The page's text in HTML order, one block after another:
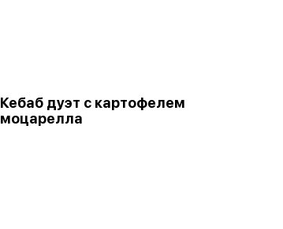
Кебаб дуэт с картофелем
моцарелла